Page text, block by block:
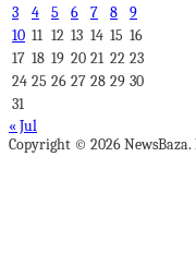
3
4 5 6 7 8
9
10 11 12 13 14 15 16
17 18 19 20 21 22 23
24 25 26 27 28 29 30
31
« Jul
Copyright © 2026 NewsBaza.